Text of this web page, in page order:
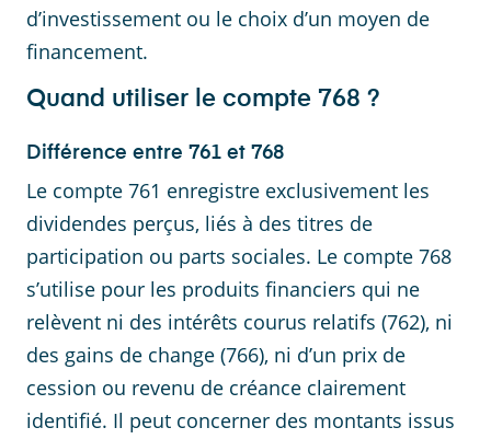
d’investissement ou le choix d’un moyen de
financement.
Quand utiliser le compte 768 ?
Différence entre 761 et 768
Le compte 761 enregistre exclusivement les
dividendes perçus, liés à des titres de
participation ou parts sociales. Le compte 768
s’utilise pour les produits financiers qui ne
relèvent ni des intérêts courus relatifs (762), ni
des gains de change (766), ni d’un prix de
cession ou revenu de créance clairement
identifié. Il peut concerner des montants issus